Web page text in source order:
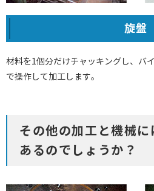
旋盤
材料を1個分だけチャッキングし、バ
で操作して加工します。
その他の加工と機械
あるのでしょうか？